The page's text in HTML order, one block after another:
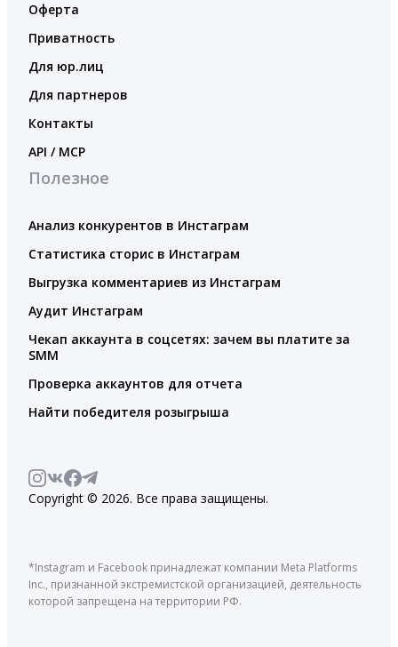
Оферта
Приватность
Для юр.лиц
Для партнеров
Контакты
API / MCP
Полезное
Анализ конкурентов в Инстаграм
Статистика сторис в Инстаграм
Выгрузка комментариев из Инстаграм
Аудит Инстаграм
Чекап аккаунта в соцсетях: зачем вы платите за
SMM
Проверка аккаунтов для отчета
Найти победителя розыгрыша
Copyright © 2026. Все права защищены.
*Instagram и Facebook принадлежат компании Meta Platforms
Inc., признанной экстремистской организацией, деятельность
которой запрещена на территории РФ.